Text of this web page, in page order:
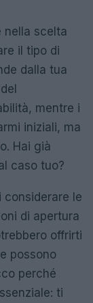
nella scelta
il tipo di
dalla tua
mentre i
iniziali, ma
Hai già
caso tuo?
considerare le
di apertura
offrirti
possono
perché
ti